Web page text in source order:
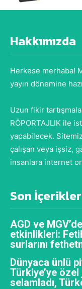
Hakkımızda
Herkese merhaba!
yayın dönemine
Uzun fikir
RÖPORTAJLIK ile
yapabilecek.
çalışan veya işsiz,
insanlara internet
Son İçerikler
AGD ve
etkinlikleri:
surlarını
Dünyaca ünlü
Türkiye’ye
selamladı,